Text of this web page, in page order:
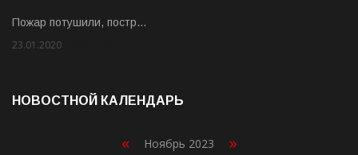
Пожар потушили, постр…
23.01.2020
НОВОСТНОЙ КАЛЕНДАРЬ
« Ноябрь 2023 »